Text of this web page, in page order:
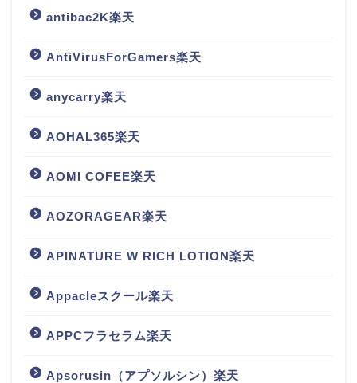
antibac2K楽天
AntiVirusForGamers楽天
anycarry楽天
AOHAL365楽天
AOMI COFEE楽天
AOZORAGEAR楽天
APINATURE W RICH LOTION楽天
Appacleスクール楽天
APPCフラセラム楽天
Apsorusin（アプソルシン）楽天